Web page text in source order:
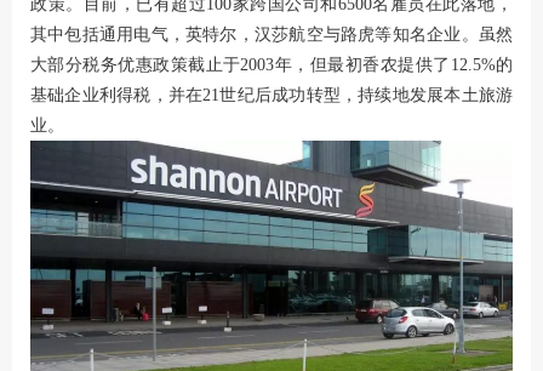
政策。目前，已有超过100家跨国公司和6500名雇员在此落地，
其中包括通用电气，英特尔，汉莎航空与路虎等知名企业。虽然
大部分税务优惠政策截止于2003年，但最初香农提供了12.5%的
基础企业利得税，并在21世纪后成功转型，持续地发展本土旅游
业。